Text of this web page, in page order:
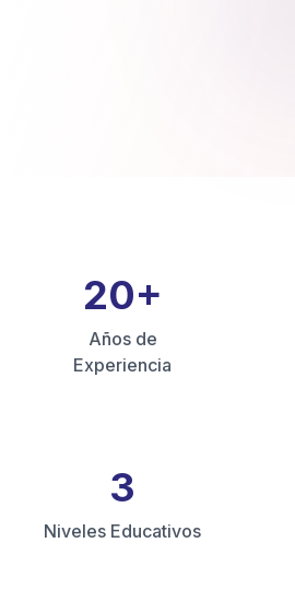
20+
Años de
Experiencia
3
Niveles Educativos